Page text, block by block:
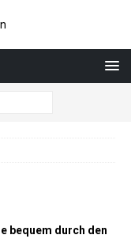
bequem durch den